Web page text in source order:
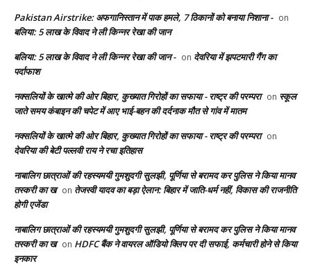
Pakistan Airstrike: अफगानिस्तान में पाक हमले, 7 ठिकानों को बनाया निशाना - on
बलिया: 5 लाख के विवाद ने ली किन्नर रेखा की जान
बलिया: 5 लाख के विवाद ने ली किन्नर रेखा की जान - on देवरिया में झपटमारी गैंग का
पर्दाफाश
नक्सलियों के खात्मे की ओर बिहार, कुख्यात गिरोहों का सफाया - राष्ट्र की परम्परा on स्कूल
जाते समय कंबाइन की चपेट में आए भाई-बहन की दर्दनाक मौत से गांव में मातम
नक्सलियों के खात्मे की ओर बिहार, कुख्यात गिरोहों का सफाया - राष्ट्र की परम्परा on
देवरिया की बेटी पल्लवी राय ने रचा इतिहास
नाबालिग छात्राओं की रहस्यमयी गुमशुदगी सुलझी, पूर्णिया से बरामद कर पुलिस ने किया मानव
तस्करी का ख on तेजस्वी यादव का बड़ा ऐलान: बिहार में जाति-धर्म नहीं, विकास की राजनीति
होगी एजेंडा
नाबालिग छात्राओं की रहस्यमयी गुमशुदगी सुलझी, पूर्णिया से बरामद कर पुलिस ने किया मानव
तस्करी का ख on HDFC बैंक ने वायरल ऑडियो क्लिप पर दी सफाई, कर्मचारी होने से किया
इनकार